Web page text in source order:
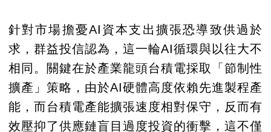
針對市場擔憂AI資本支出擴張恐導致供過於
求，群益投信認為，這一輪AI循環與以往大不
相同。關鍵在於產業龍頭台積電採取「節制性
擴產」策略，由於AI硬體高度依賴先進製程產
能，而台積電產能擴張速度相對保守，反而有
效壓抑了供應鏈盲目過度投資的衝擊，這不僅